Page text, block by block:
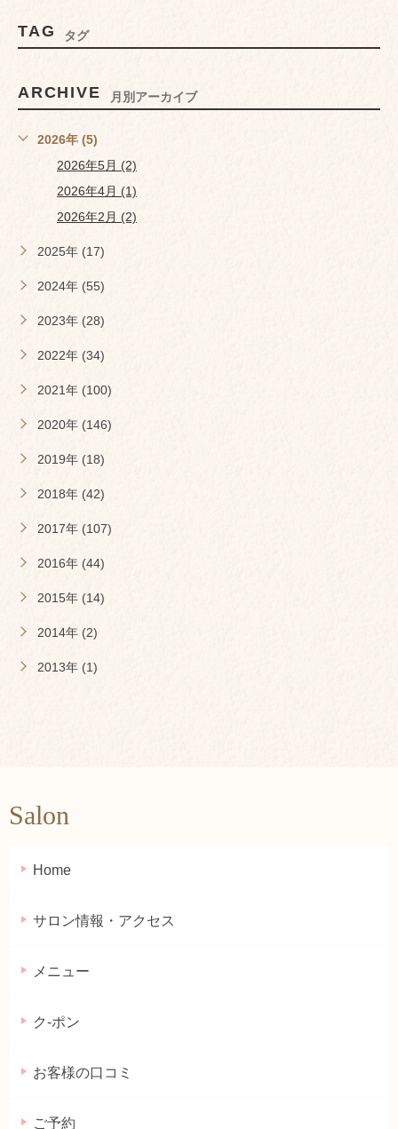
TAG タグ
ARCHIVE 月別アーカイブ
2026年 (5)
2026年5月 (2)
2026年4月 (1)
2026年2月 (2)
2025年 (17)
2024年 (55)
2023年 (28)
2022年 (34)
2021年 (100)
2020年 (146)
2019年 (18)
2018年 (42)
2017年 (107)
2016年 (44)
2015年 (14)
2014年 (2)
2013年 (1)
Salon
Home
サロン情報・アクセス
メニュー
ク-ポン
お客様の口コミ
ご予約